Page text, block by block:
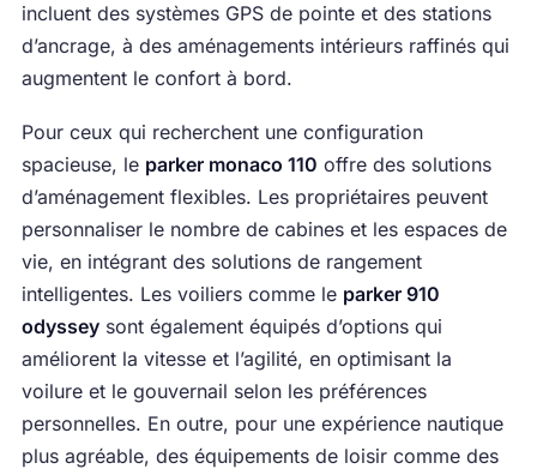
incluent des systèmes GPS de pointe et des stations
d’ancrage, à des aménagements intérieurs raffinés qui
augmentent le confort à bord.
Pour ceux qui recherchent une configuration
spacieuse, le parker monaco 110 offre des solutions
d’aménagement flexibles. Les propriétaires peuvent
personnaliser le nombre de cabines et les espaces de
vie, en intégrant des solutions de rangement
intelligentes. Les voiliers comme le parker 910
odysseysont également équipés d’options qui
améliorent la vitesse et l’agilité, en optimisant la
voilure et le gouvernail selon les préférences
personnelles. En outre, pour une expérience nautique
plus agréable, des équipements de loisir comme des